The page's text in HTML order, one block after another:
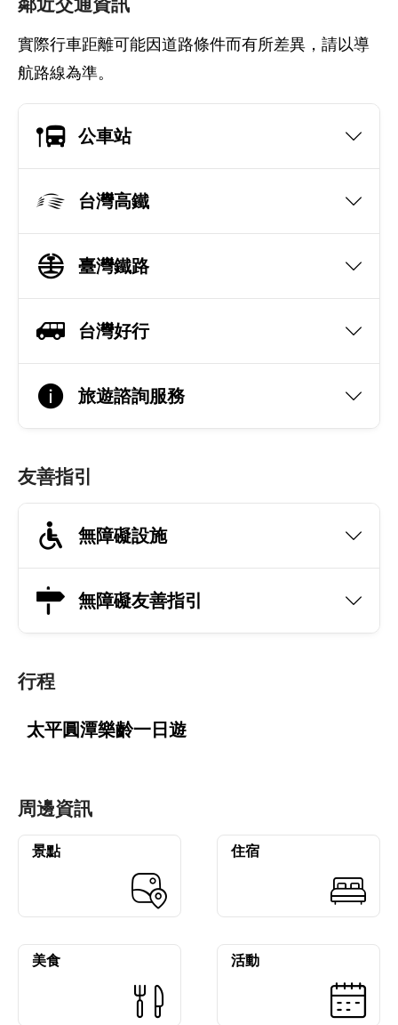
實際行車距離可能因道路條件而有所差異，請以導
航路線為準。
公車站
台灣高鐵
臺灣鐵路
台灣好行
旅遊諮詢服務
友善指引
無障礙設施
無障礙友善指引
行程
太平圓潭樂齡一日遊
周邊資訊
景點 住宿
美食 活動